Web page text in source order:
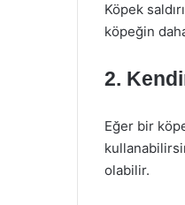
Köpek
köpeğin
2.
Eğer bir
olabilir.